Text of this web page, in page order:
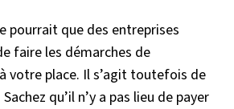
pourrait que des entreprises
faire les démarches de
votre place. Il s’agit toutefois de
qu’il n’y a pas lieu de payer